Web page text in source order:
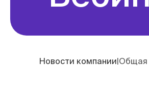
Новости компании|Общая